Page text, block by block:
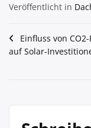
Veröffentlicht in
Einfluss von
auf Solar-